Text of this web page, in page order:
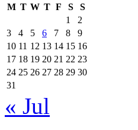
M T W T F S
S
1
2
3
4 5 6 7 8
9
10 11 12 13 14 15 16
17 18 19 20 21 22 23
24 25 26 27 28 29 30
31
« Jul